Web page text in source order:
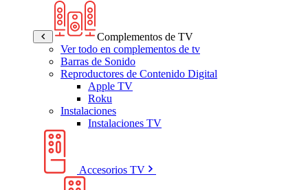
Complementos de TV
Ver todo en complementos de tv
Barras de Sonido
Reproductores de Contenido Digital
Apple TV
Roku
Instalaciones
Instalaciones TV
Accesorios TV